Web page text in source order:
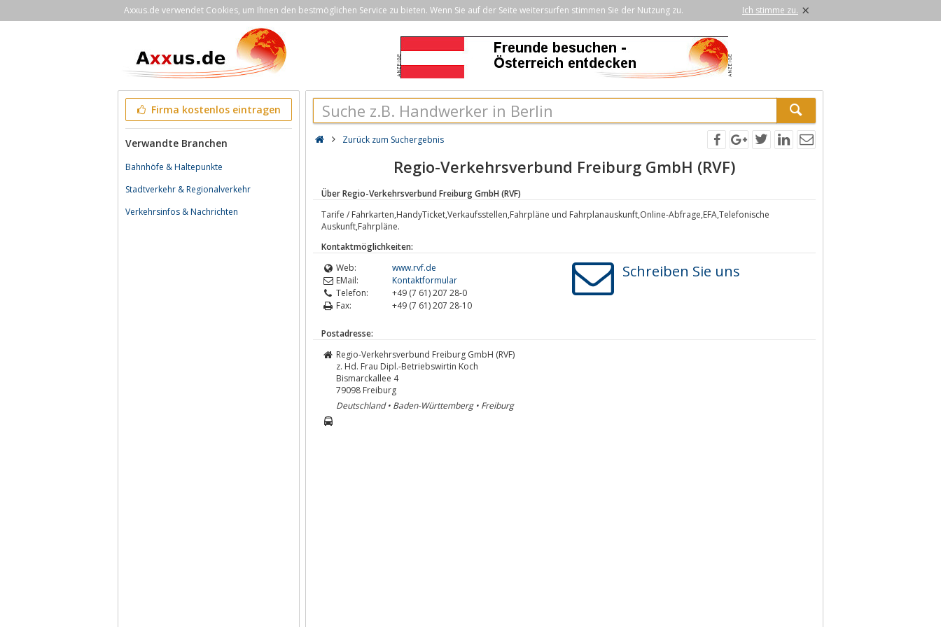
Axxus.de verwendet Cookies, um Ihnen den bestmöglichen Service zu bieten. Wenn Sie auf der Seite weitersurfen stimmen Sie der Nutzung zu. Ich stimme zu. ×
Firma kostenlos eintragen
Verwandte Branchen
Bahnhöfe & Haltepunkte
Stadtverkehr & Regionalverkehr
Verkehrsinfos & Nachrichten
Zurück zum Suchergebnis
Regio-Verkehrsverbund Freiburg GmbH (RVF)
Über Regio-Verkehrsverbund Freiburg GmbH (RVF)
Tarife / Fahrkarten,HandyTicket,Verkaufsstellen,Fahrpläne und Fahrplanauskunft,Online-Abfrage,EFA,Telefonische
Auskunft,Fahrpläne.
Kontaktmöglichkeiten:
Web:
www.rvf.de
EMail:
Kontaktformular
Telefon:
+49 (7 61) 207 28-0
Fax:
+49 (7 61) 207 28-10
Schreiben Sie uns
Postadresse:
Regio-Verkehrsverbund Freiburg GmbH (RVF)
z. Hd. Frau Dipl.-Betriebswirtin Koch
Bismarckallee 4
79098 Freiburg
Deutschland • Baden-Württemberg • Freiburg